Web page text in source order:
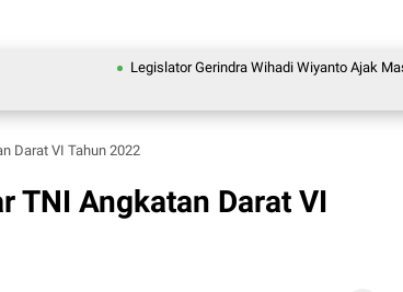
Legislator Gerindra Wihadi Wiyanto Ajak Masyarakat
Darat VI Tahun 2022
TNI Angkatan Darat VI